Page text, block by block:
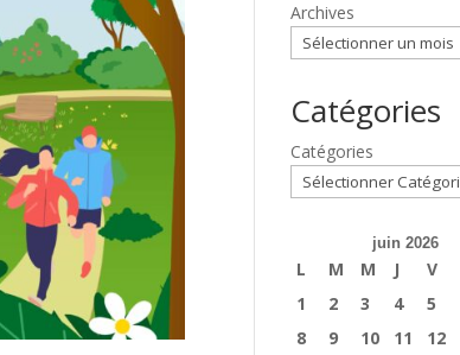
Archives
Catégories
Catégories
juin 2026
L M M J V
1
2 3 4 5
8
9 10 11 12